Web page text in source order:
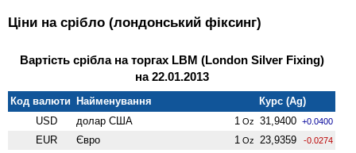
Ціни на срібло (лондонський фіксинг)
Вартість срібла на торгах LBM (London Silver Fixing)
на 22.01.2013
Код валюти Найменування
Курс (Ag)
USD
долар США 1 Oz 31,9400 +0.0400
EUR Євро 1 Oz 23,9359 -0.0274